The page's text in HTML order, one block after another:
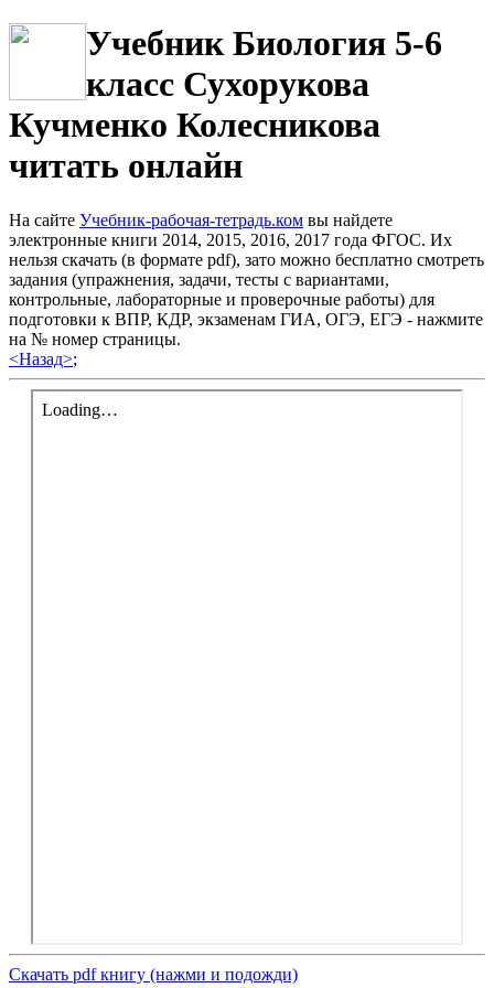
Учебник Биология 5-6
класс Сухорукова
Кучменко Колесникова
читать онлайн
На сайте Учебник-рабочая-тетрадь.ком вы найдете
электронные книги 2014, 2015, 2016, 2017 года ФГОС. Их
нельзя скачать (в формате pdf), зато можно бесплатно смотреть
задания (упражнения, задачи, тесты с вариантами,
контрольные, лабораторные и проверочные работы) для
подготовки к ВПР, КДР, экзаменам ГИА, ОГЭ, ЕГЭ - нажмите
на № номер страницы.
<Назад>;
Скачать pdf книгу (нажми и подожди)